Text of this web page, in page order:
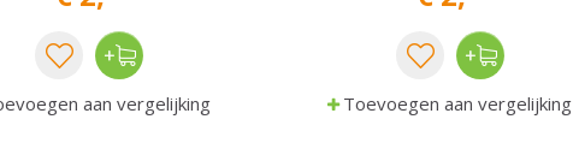
aan vergelijking Toevoegen aan vergelijking